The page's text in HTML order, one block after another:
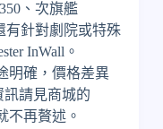
、次旗艦
有針對劇院或特殊
InWall。
明確，價格差異
請見商城的
不再贅述。